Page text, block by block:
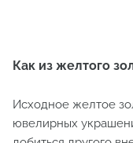
Как из желтого
Исходное желтое
ювелирных